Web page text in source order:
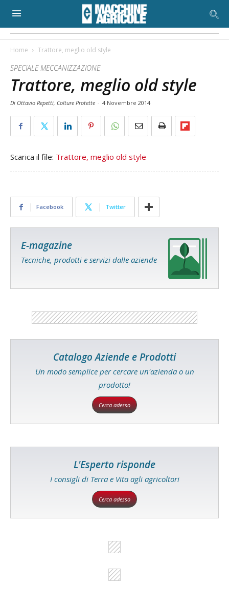
Home Trattore, meglio old style
SPECIALE MECCANIZZAZIONE
Trattore, meglio old style
Di Ottavio Repetti, Colture Protette - 4 Novembre 2014
Scarica il file: Trattore, meglio old style
Facebook Twitter
E-magazine
Tecniche, prodotti e servizi dalle aziende
Catalogo Aziende e Prodotti
Un modo semplice per cercare un'azienda o un
prodotto!
Cerca adesso
L'Esperto risponde
I consigli di Terra e Vita agli agricoltori
Cerca adesso